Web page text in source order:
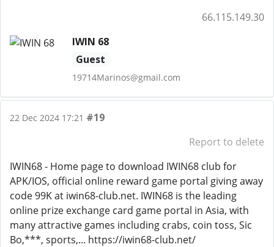
66.115.149.30
IWIN 68
Guest
19714Marinos@gmail.com
22 Dec 2024 17:21 #19
Report to delete
IWIN68 - Home page to download IWIN68 club for
APK/IOS, official online reward game portal giving away
code 99K at iwin68-club.net. IWIN68 is the leading
online prize exchange card game portal in Asia, with
many attractive games including crabs, coin toss, Sic
Bo,***, sports,... https://iwin68-club.net/